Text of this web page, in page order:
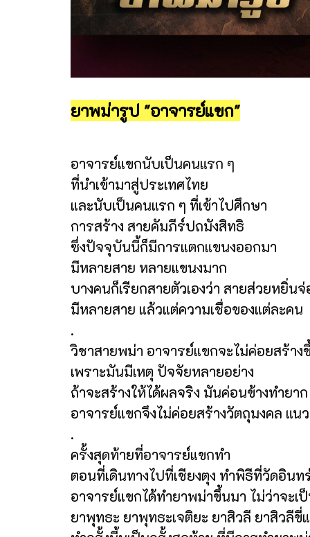
ยาพม่ารูป "อาจารย์แขก"
อาจารย์แขกนับเป็นคนแรก ๆ
ที่นำเข้ามาสู่ประเทศไทย
และนับเป็นคนแรก ๆ ที่เข้าไปศึกษา
การสร้าง สายคัมภีร์ปถมังสิทธิ
ซึ่งปัจจุบันนี้ก็มีการแตกแขนงออกมา
มีหลายสาย หลายแขนงมาก
บางคนก็เรียกสายตัวเองว่า สายส่วยหยิ่นจ่
มีหลายสาย แล้วแต่ความเชื่อของแต่ละคน
.
วิชาสายพม่า อาจารย์แขกจะไม่ค่อยสร้าง
เพราะมันมีเหตุ ปัจจัยหลายอย่าง
ถ้าจะสร้างให้ได้ผลจริง มันค่อนข้างทำยา
อาจารย์แขกจึงไม่ค่อยสร้างวัตถุมงคล แน
.
ครั้งสุดท้ายที่อาจารย์แขกทำ
ตอนที่เดินทางไปที่เชียงตุง ทำพิธีที่วัดอิน
อาจารย์แขกได้ทำยาพม่าขึ้นมา ไม่ว่าจะเ
ยาพุทธะ ยาพุทธะเจติยะ ยาสิวลี ยาสิวลีขี่